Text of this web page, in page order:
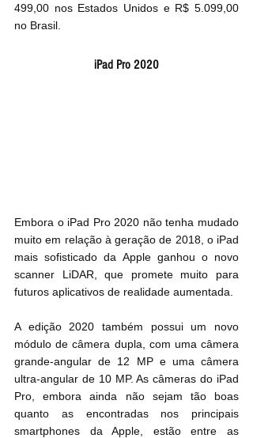
499,00 nos Estados Unidos e R$ 5.099,00
no Brasil.
iPad Pro 2020
Embora o iPad Pro 2020 não tenha mudado
muito em relação à geração de 2018, o iPad
mais sofisticado da Apple ganhou o novo
scanner LiDAR, que promete muito para
futuros aplicativos de realidade aumentada.
A edição 2020 também possui um novo
módulo de câmera dupla, com uma câmera
grande-angular de 12 MP e uma câmera
ultra-angular de 10 MP. As câmeras do iPad
Pro, embora ainda não sejam tão boas
quanto as encontradas nos principais
smartphones da Apple, estão entre as